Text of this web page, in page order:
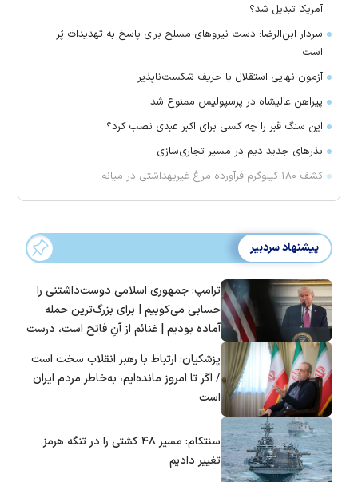
آمریکا تبدیل شد؟
سردار ابن‌الرضا: دست نیرو‌های مسلح برای پاسخ به تهدیدات پُر
است
آزمون نهایی استقلال با حریف شکست‌ناپذیر
پیراهن عالیشاه در پرسپولیس ممنوع شد
این سنگ قبر را چه کسی برای اکبر عبدی نصب کرد؟
بذرهای جدید دیم در مسیر تجاری‌سازی
کشف ۱۸۰ کیلوگرم فرآورده‌ مرغ غیربهداشتی در میانه
پیشنهاد سردبیر
ترامپ: جمهوری اسلامی دوست‌داشتنی را
حسابی می‌کوبیم | برای بزرگ‌ترین حمله
آماده بودیم | غنائم از آنِ فاتح است، درست
پزشکیان: ارتباط با رهبر انقلاب سخت است
/ اگر تا امروز مانده‌ایم، به‌خاطر مردم ایران
است
سنتکام: مسیر ۴۸ کشتی را در تنگه هرمز
تغییر دادیم